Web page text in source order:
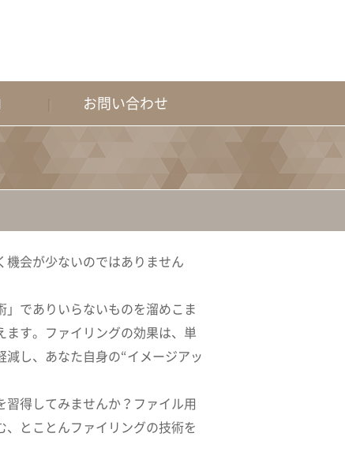
お問い合わせ
機会が少ないのではありません
でありいらないものを溜めこま
す。ファイリングの効果は、単
し、あなた自身の“イメージアッ
得してみませんか？ファイル用
とことんファイリングの技術を